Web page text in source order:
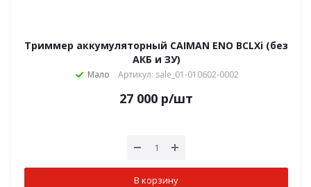
Триммер аккумуляторный CAIMAN ENO BCLXi (без
АКБ и ЗУ)
Мало Артикул: sale_01-010602-0002
27 000 р/шт
В корзину